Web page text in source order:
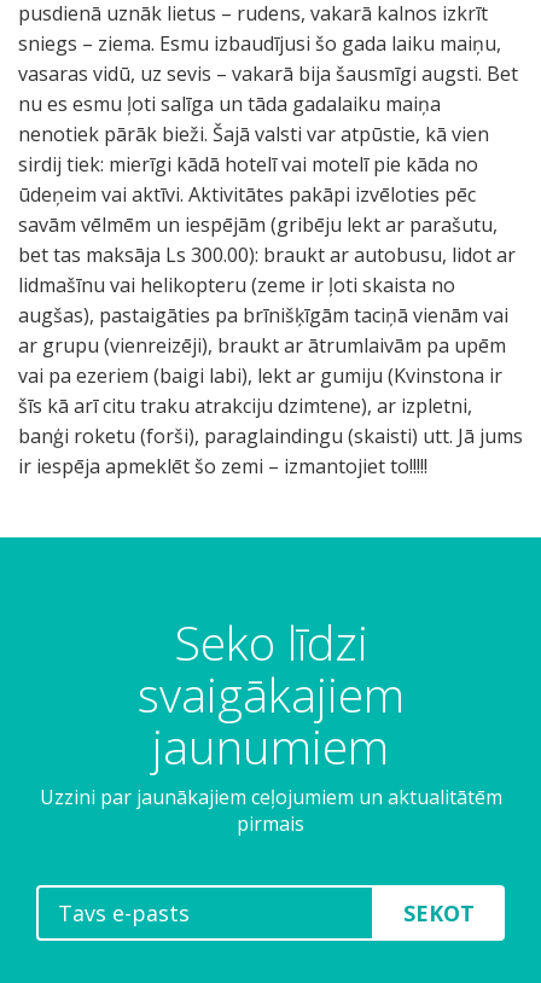
pusdienā uznāk lietus – rudens, vakarā kalnos izkrīt
sniegs – ziema. Esmu izbaudījusi šo gada laiku maiņu,
vasaras vidū, uz sevis – vakarā bija šausmīgi augsti. Bet
nu es esmu ļoti salīga un tāda gadalaiku maiņa
nenotiek pārāk bieži. Šajā valsti var atpūstie, kā vien
sirdij tiek: mierīgi kādā hotelī vai motelī pie kāda no
ūdeņeim vai aktīvi. Aktivitātes pakāpi izvēloties pēc
savām vēlmēm un iespējām (gribēju lekt ar parašutu,
bet tas maksāja Ls 300.00): braukt ar autobusu, lidot ar
lidmašīnu vai helikopteru (zeme ir ļoti skaista no
augšas), pastaigāties pa brīnišķīgām taciņā vienām vai
ar grupu (vienreizēji), braukt ar ātrumlaivām pa upēm
vai pa ezeriem (baigi labi), lekt ar gumiju (Kvinstona ir
šīs kā arī citu traku atrakciju dzimtene), ar izpletni,
banģi roketu (forši), paraglaindingu (skaisti) utt. Jā jums
ir iespēja apmeklēt šo zemi – izmantojiet to!!!!!
Seko līdzi
svaigākajiem
jaunumiem
Uzzini par jaunākajiem ceļojumiem un aktualitātēm
pirmais
SEKOT